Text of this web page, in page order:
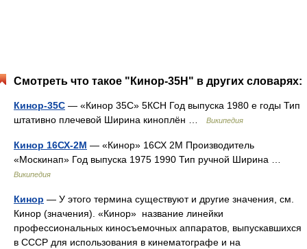
Смотреть что такое "Кинор-35Н" в других словарях:
Кинор-35С — «Кинор 35С» 5КСН Год выпуска 1980 е годы Тип
штативно плечевой Ширина киноплён …
Википедия
Кинор 16СХ-2М — «Кинор» 16СХ 2М Производитель
«Москинап» Год выпуска 1975 1990 Тип ручной Ширина …
Википедия
Кинор — У этого термина существуют и другие значения, см.
Кинор (значения). «Кинор» название линейки
профессиональных киносъемочных аппаратов, выпускавшихся
в СССР для использования в кинематографе и на